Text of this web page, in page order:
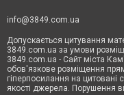
info@3849.com.ua
Допускається цитування
3849.com.ua за умови
3849.com.ua - Сайт міста
обов'язкове розміщення
гіперпосилання на цитовані
якості джерела. Порушення